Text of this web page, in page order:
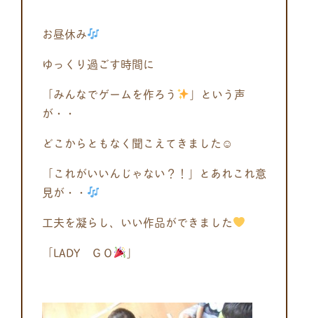
お昼休み
ゆっくり過ごす時間に
「みんなでゲームを作ろう
」という声
が・・
どこからともなく聞こえてきました☺
「これがいいんじゃない？！」とあれこれ意
見が・・
工夫を凝らし、いい作品ができました
「LADY ＧＯ
」